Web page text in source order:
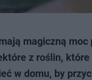
magiczną moc
z roślin,
w domu, by